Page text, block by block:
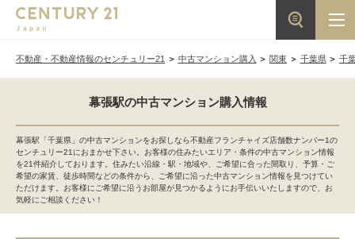
不動産・不動産情報のセンチュリー21 中古マンション購入 関東 千葉県 千
幕張駅の中古マンション購入情報
幕張駅「千葉県」の中古マンションをお探しなら不動産フランチャイズ店舗数ナンバー1の
センチュリー21におまかせ下さい。お客様の住みたいエリア・条件の中古マンション情報
を21件紹介しております。住みたい沿線・駅・地域や、ご希望に合った間取り、予算・ご
希望の家賃、徒歩時間などの条件から、ご希望に沿った中古マンション情報を見つけてい
ただけます。お客様にご希望に沿うお部屋が見つかるようにお手伝いいたしますので、お
気軽にご相談ください！